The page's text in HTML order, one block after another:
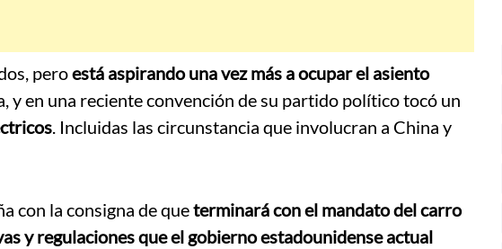
peroestá aspirando una vez más a ocupar el asiento
y en una reciente convención de su partido político tocó un
. Incluidas las circunstancia que involucran a China y
con la consigna de queterminará con el mandato del carro
y regulaciones que el gobierno estadounidense actual